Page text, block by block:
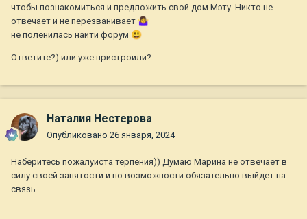
чтобы познакомиться и предложить свой дом Мэту. Никто не
отвечает и не перезванивает 🤷‍♀️
не поленилась найти форум 😃
Ответите?) или уже пристроили?
Наталия Нестерова
Опубликовано 26 января, 2024
Наберитесь пожалуйста терпения)) Думаю Марина не отвечает в
силу своей занятости и по возможности обязательно выйдет на
связь.